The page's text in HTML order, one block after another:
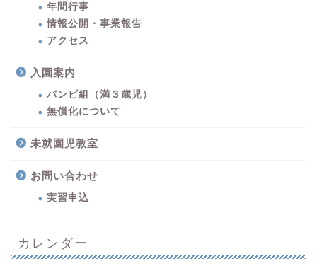
年間行事
情報公開・事業報告
アクセス
入園案内
バンビ組（満３歳児）
無償化について
未就園児教室
お問い合わせ
実習申込
カレンダー